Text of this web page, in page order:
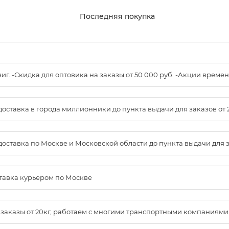
Последняя покупка
-Скидка для оптовика на заказы от 50 000 руб. -Акции
в города миллионники до пункта выдачи для заказов от
по Москве и Московской области до пункта выдачи для
курьером по Москве
от 20кг, работаем с многими транспортными компаниями